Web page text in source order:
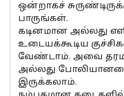
ஒன்றாகச்
பாருங்கள்.
கடினமான அல்லது
உடையக்கூடிய
வேண்டாம். அவை
அல்லது
இருக்கலாம்.